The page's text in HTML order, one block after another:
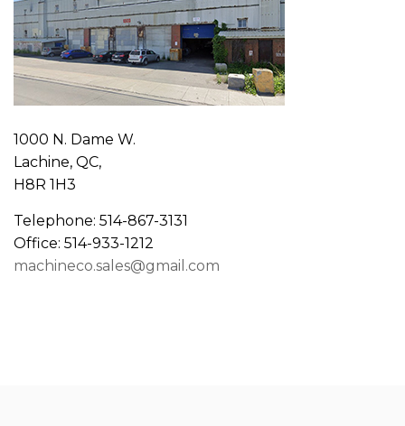
1000 N. Dame W.
Lachine, QC,
H8R 1H3
Telephone: 514-867-3131
Office: 514-933-1212
machineco.sales@gmail.com